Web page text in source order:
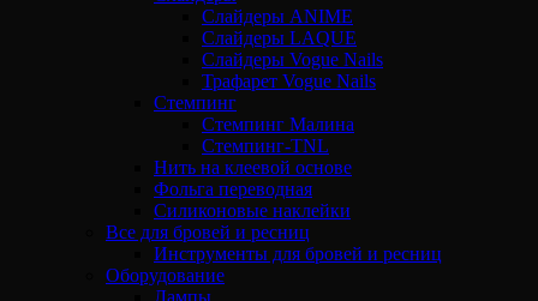
Слайдеры ANIME
Слайдеры LAQUE
Слайдеры Vogue Nails
Трафарет Vogue Nails
Стемпинг
Стемпинг Малина
Стемпинг-TNL
Нить на клеевой основе
Фольга переводная
Силиконовые наклейки
Все для бровей и ресниц
Инструменты для бровей и ресниц
Оборудование
Лампы